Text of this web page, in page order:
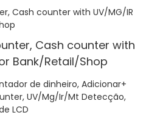
Cash counter with
Bank/Retail/Shop